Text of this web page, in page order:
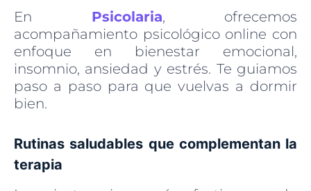
En Psicolaria, ofrecemos
acompañamiento psicológico online con
enfoque en bienestar emocional,
insomnio, ansiedad y estrés. Te guiamos
paso a paso para que vuelvas a dormir
bien.
Rutinas saludables que complementan la
terapia